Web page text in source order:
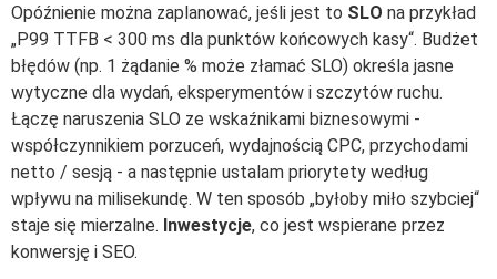
Opóźnienie można zaplanować, jeśli jest to SLO na przykład
„P99 TTFB < 300 ms dla punktów końcowych kasy“. Budżet
błędów (np. 1 żądanie % może złamać SLO) określa jasne
wytyczne dla wydań, eksperymentów i szczytów ruchu.
Łączę naruszenia SLO ze wskaźnikami biznesowymi -
współczynnikiem porzuceń, wydajnością CPC, przychodami
netto / sesją - a następnie ustalam priorytety według
wpływu na milisekundę. W ten sposób „byłoby miło szybciej“
staje się mierzalne. Inwestycje, co jest wspierane przez
konwersję i SEO.